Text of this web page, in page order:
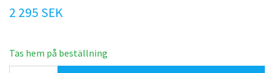
2 295 SEK
Tas hem på beställning